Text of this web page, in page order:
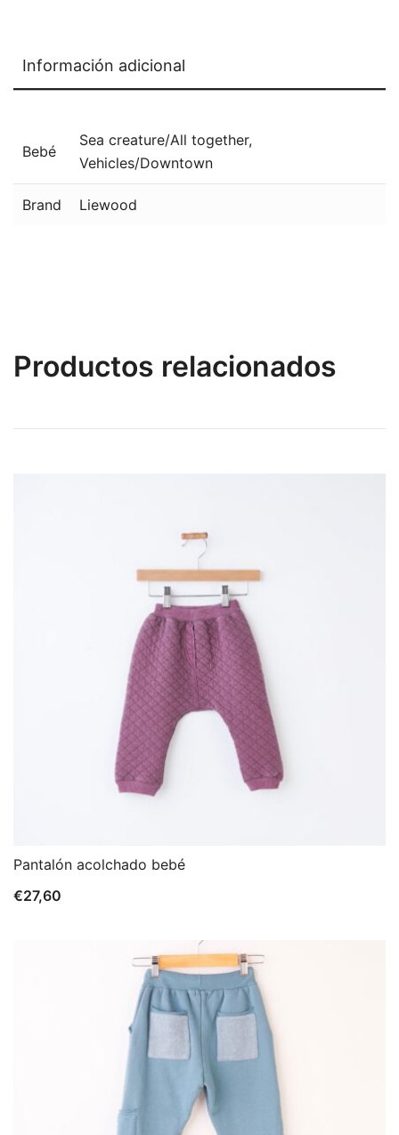
Información adicional
Bebé
Sea creature/All together,
Vehicles/Downtown
Brand Liewood
Productos relacionados
Pantalón acolchado bebé
€27,60